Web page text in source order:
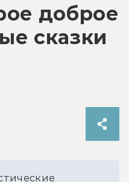
доброе
сказки